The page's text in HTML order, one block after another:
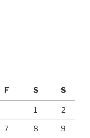
F S S
1 2
7 8 9